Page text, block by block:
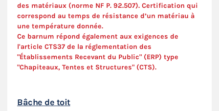
des matériaux (norme NF P. 92.507). Certification qui
correspond au temps de résistance d’un matériau à
une température donnée.
Ce barnum répond également aux exigences de
l'article CTS37 de la réglementation des
"Établissements Recevant du Public" (ERP) type
"Chapiteaux, Tentes et Structures" (CTS).
Bâche de toit